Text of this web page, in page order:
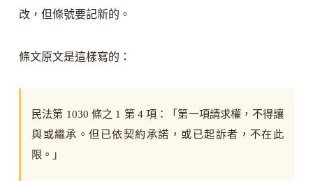
改，但條號要記新的。
條文原文是這樣寫的：
民法第 1030 條之 1 第 4 項：「第一項請求權，不得讓
與或繼承。但已依契約承諾，或已起訴者，不在此
限。」